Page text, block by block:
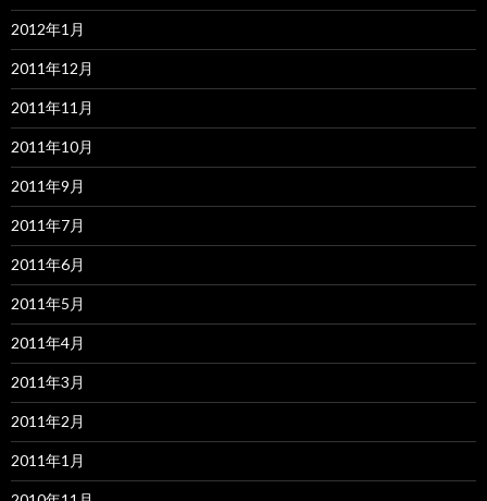
2012年1月
2011年12月
2011年11月
2011年10月
2011年9月
2011年7月
2011年6月
2011年5月
2011年4月
2011年3月
2011年2月
2011年1月